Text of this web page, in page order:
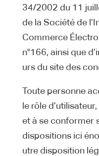
34/2002 du 11
de la Société de
Commerce
n°166, ainsi que
urs du site des
Toute personne
le rôle
et à se conformer
dispositions ici
utre disposition